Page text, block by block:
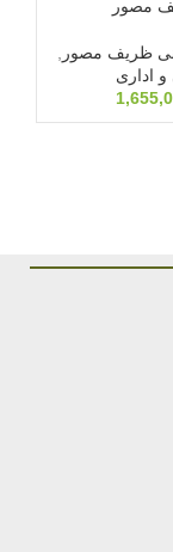
ظریف مصور
اداری